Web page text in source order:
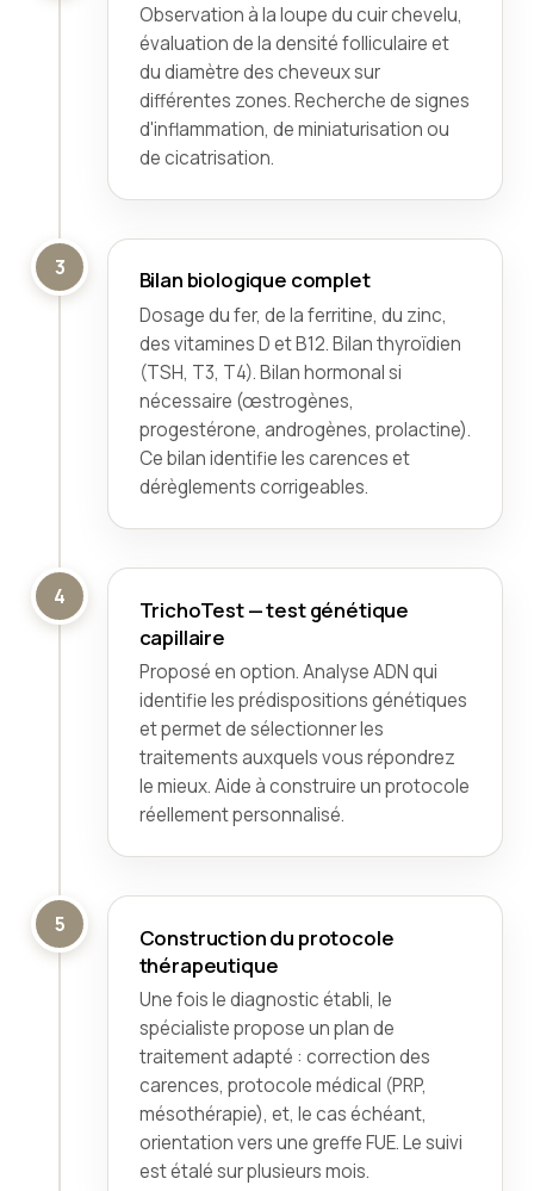
Observation à la loupe du cuir chevelu,
évaluation de la densité folliculaire et
du diamètre des cheveux sur
différentes zones. Recherche de signes
d'inflammation, de miniaturisation ou
de cicatrisation.
3 Bilan biologique complet
Dosage du fer, de la ferritine, du zinc,
des vitamines D et B12. Bilan thyroïdien
(TSH, T3, T4). Bilan hormonal si
nécessaire (œstrogènes,
progestérone, androgènes, prolactine).
Ce bilan identifie les carences et
dérèglements corrigeables.
4
TrichoTest — test génétique
capillaire
Proposé en option. Analyse ADN qui
identifie les prédispositions génétiques
et permet de sélectionner les
traitements auxquels vous répondrez
le mieux. Aide à construire un protocole
réellement personnalisé.
5
Construction du protocole
thérapeutique
Une fois le diagnostic établi, le
spécialiste propose un plan de
traitement adapté : correction des
carences, protocole médical (PRP,
mésothérapie), et, le cas échéant,
orientation vers une greffe FUE. Le suivi
est étalé sur plusieurs mois.